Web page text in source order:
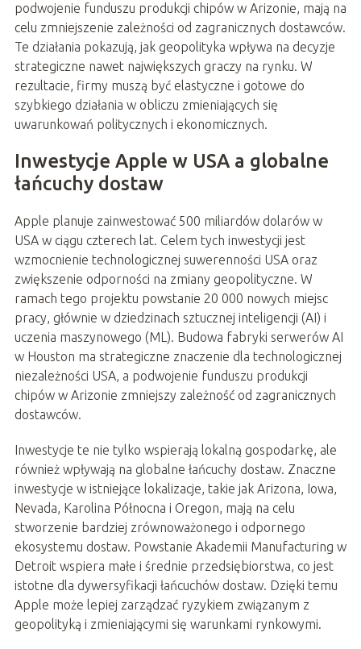
podwojenie funduszu produkcji chipów w Arizonie, mają na
celu zmniejszenie zależności od zagranicznych dostawców.
Te działania pokazują, jak geopolityka wpływa na decyzje
strategiczne nawet największych graczy na rynku. W
rezultacie, firmy muszą być elastyczne i gotowe do
szybkiego działania w obliczu zmieniających się
uwarunkowań politycznych i ekonomicznych.
Inwestycje Apple w USA a globalne
łańcuchy dostaw
Apple planuje zainwestować 500 miliardów dolarów w
USA w ciągu czterech lat. Celem tych inwestycji jest
wzmocnienie technologicznej suwerenności USA oraz
zwiększenie odporności na zmiany geopolityczne. W
ramach tego projektu powstanie 20 000 nowych miejsc
pracy, głównie w dziedzinach sztucznej inteligencji (AI) i
uczenia maszynowego (ML). Budowa fabryki serwerów AI
w Houston ma strategiczne znaczenie dla technologicznej
niezależności USA, a podwojenie funduszu produkcji
chipów w Arizonie zmniejszy zależność od zagranicznych
dostawców.
Inwestycje te nie tylko wspierają lokalną gospodarkę, ale
również wpływają na globalne łańcuchy dostaw. Znaczne
inwestycje w istniejące lokalizacje, takie jak Arizona, Iowa,
Nevada, Karolina Północna i Oregon, mają na celu
stworzenie bardziej zrównoważonego i odpornego
ekosystemu dostaw. Powstanie Akademii Manufacturing w
Detroit wspiera małe i średnie przedsiębiorstwa, co jest
istotne dla dywersyfikacji łańcuchów dostaw. Dzięki temu
Apple może lepiej zarządzać ryzykiem związanym z
geopolityką i zmieniającymi się warunkami rynkowymi.